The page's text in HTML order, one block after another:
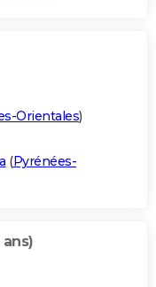
Orientales)
(Pyrénées-
ans)